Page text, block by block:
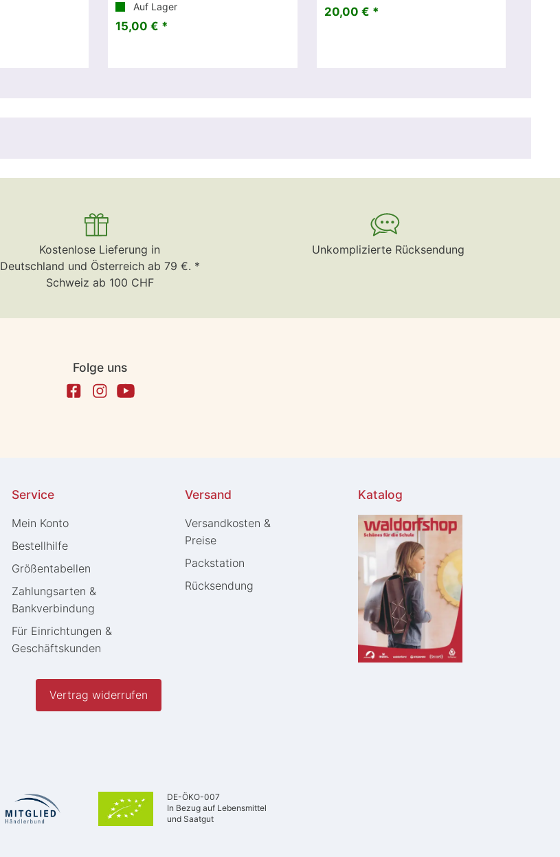
Auf Lager
15,00 € *
20,00 € *
Kostenlose Lieferung in
Deutschland und Österreich ab 79 €. *
Schweiz ab 100 CHF
Unkomplizierte Rücksendung
Folge uns
Service
Mein Konto
Bestellhilfe
Größentabellen
Zahlungsarten &
Bankverbindung
Für Einrichtungen &
Geschäftskunden
Versand
Versandkosten &
Preise
Packstation
Rücksendung
Katalog
Vertrag widerrufen
DE-ÖKO-007
In Bezug auf Lebensmittel
und Saatgut